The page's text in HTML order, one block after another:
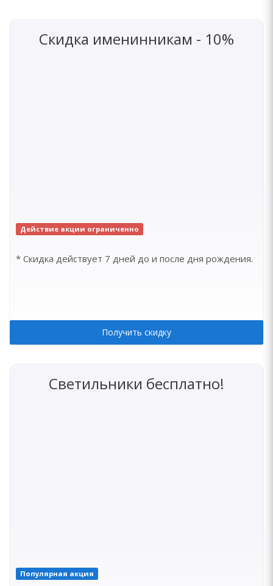
Скидка именинникам - 10%
Действие акции ограниченно
* Скидка действует 7 дней до и после дня рождения.
Получить скидку
Светильники бесплатно!
Популярная акция